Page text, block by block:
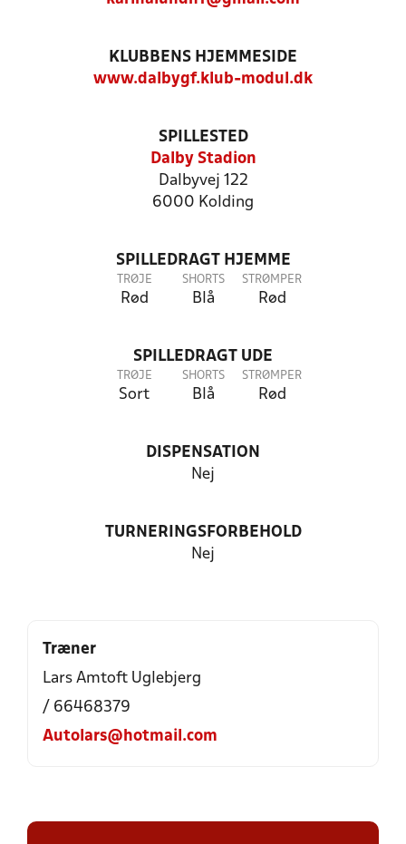
KLUBBENS HJEMMESIDE
www.dalbygf.klub-modul.dk
SPILLESTED
Dalby Stadion
Dalbyvej 122
6000 Kolding
SPILLEDRAGT HJEMME
TRØJE
Rød
SHORTS
Blå
STRØMPER
Rød
SPILLEDRAGT UDE
TRØJE
Sort
SHORTS
Blå
STRØMPER
Rød
DISPENSATION
Nej
TURNERINGSFORBEHOLD
Nej
Træner
Lars Amtoft Uglebjerg
/ 66468379
Autolars@hotmail.com